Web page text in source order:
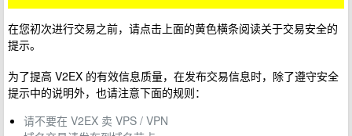
在您初次进行交易之前，请点击上面的黄色横条阅读关于交易安全的
提示。
为了提高 V2EX 的有效信息质量，在发布交易信息时，除了遵守安全
提示中的说明外，也请注意下面的规则：
请不要在 V2EX 卖 VPS / VPN